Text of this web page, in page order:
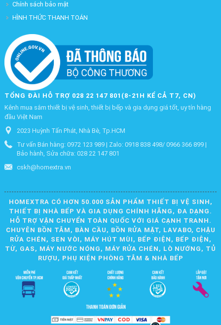
Chính sách bảo mật
HÌNH THỨC THANH TOÁN
TỔNG ĐÀI HỖ TRỢ 028 22 147 801(8-21H KỂ CẢ T7, CN)
Kênh mua sắm thiết bị vệ sinh, thiết bị bếp và gia dụng giá tốt, uy tín hàng
đầu Việt Nam
2023 Huỳnh Tấn Phát, Nhà Bè, Tp.HCM
Tư vấn Bán hàng: 0972 123 989 | Zalo: 0918 838 498/ 0966 366 899 |
Bảo hành, Sửa chữa: 028 22 147 801
cskh@homextra.vn
HOMEXTRA CÓ HƠN 50.000 SẢN PHẨM THIẾT BỊ VỆ SINH,
THIẾT BỊ NHÀ BẾP VÀ GIA DỤNG CHÍNH HÃNG, ĐA DẠNG.
HỖ TRỢ VẬN CHUYỂN TOÀN QUỐC VỚI GIÁ CẠNH TRANH.
CHUYÊN BỒN TẮM, BÀN CẦU, BỒN RỬA MẶT, LAVABO, CHẬU
RỬA CHÉN, SEN VÒI, MÁY HÚT MÙI, BẾP ĐIỆN, BẾP ĐIỆN,
TỪ, GAS, MÁY NƯỚC NÓNG, MÁY RỬA CHÉN, LÒ NƯỚNG, TỦ
RƯỢU, PHỤ KIỆN PHÒNG TẮM & NHÀ BẾP